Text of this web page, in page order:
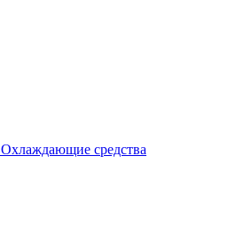
Охлаждающие средства